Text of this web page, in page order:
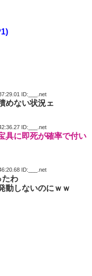
ID:___.net
めない状況ェ
ID:___.net
具に即死が確率で付い
ID:___.net
たわ
動しないのにｗｗ